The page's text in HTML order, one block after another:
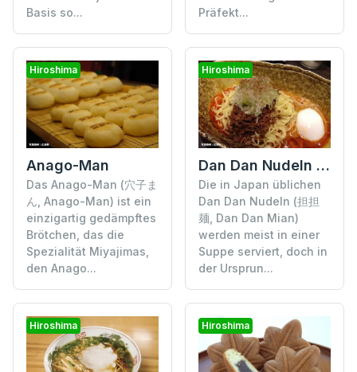
Basis so...
Präfekt...
Hiroshima
Anago-Man
Das Anago-Man (穴子ま
ん, Anago-Man) ist ein
einzigartig gedämpftes
Brötchen, das die
Spezialität Miyajimas,
den Anago...
Hiroshima
Dan Dan Nudeln ohne Suppe
Die in Japan üblichen
Dan Dan Nudeln (担担
麺, Dan Dan Mian)
werden meist in einer
Suppe serviert, doch in
der Ursprun...
Hiroshima Hiroshima